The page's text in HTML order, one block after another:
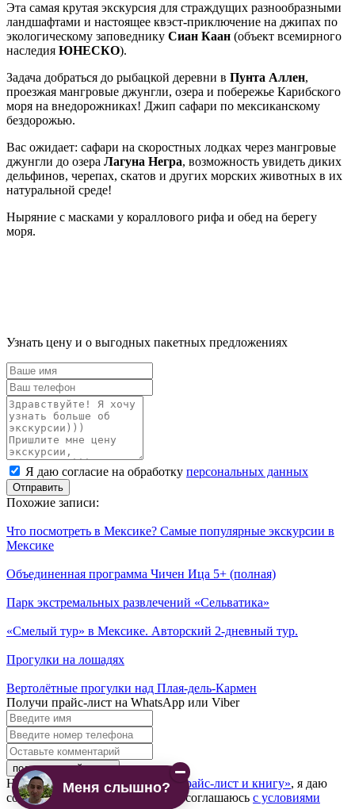
Эта самая крутая экскурсия для страждущих разнообразными
ландшафтами и настоящее квэст-приключение на джипах по
экологическому заповеднику Сиан Каан (объект всемирного
наследия ЮНЕСКО).
Задача добраться до рыбацкой деревни в Пунта Аллен,
проезжая мангровые джунгли, озера и побережье Карибского
моря на внедорожниках! Джип сафари по мексиканскому
бездорожью.
Вас ожидает: сафари на скоростных лодках через мангровые
джунгли до озера Лагуна Негра, возможность увидеть диких
дельфинов, черепах, скатов и других морских животных в их
натуральной среде!
Ныряние с масками у кораллового рифа и обед на берегу
моря.
Узнать цену и о выгодных пакетных предложениях
Ваше
имя
Ваш
телефон
Комментарий
Я
даю
согласие
обработку
персональных
данных
Я даю согласие на обработку персональных данных
Похожие записи:
Что посмотреть в Мексике? Самые популярные экскурсии в
Мексике
Объединенная программа Чичен Ица 5+ (полная)
Парк экстремальных развлечений «Сельватика»
«Смелый тур» в Мексике. Авторский 2-дневный тур.
Прогулки на лошадях
Вертолётные прогулки над Плая-дель-Кармен
Получи прайс-лист на WhatsApp или Viber
Введите
имя
Введите
номер
телефона
Оставьте
комментарий
Нажимая на кнопку«получить прайс-лист и книгу», я даю
согласие на обработку данных и соглашаюсь с условиями
Меня слышно?